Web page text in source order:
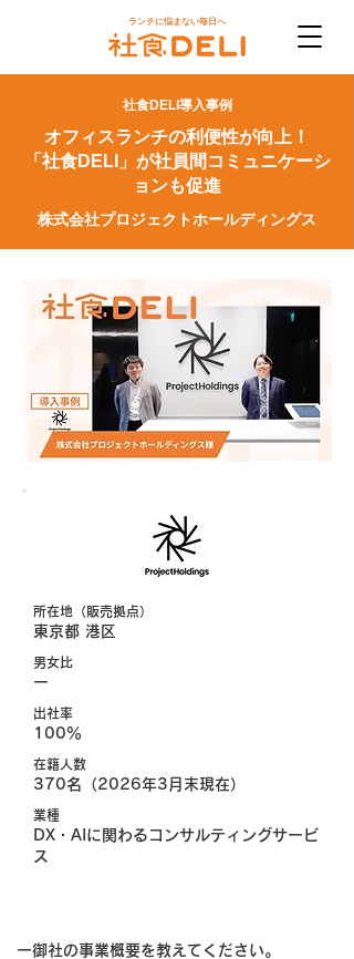
ランチに悩まない毎日へ
​社食DELI導入事例
オフィスランチの利便性が向上！
「社食DELI」が社員間コミュニケーシ
ョンも促進
株式会社プロジェクトホールディングス
所在地（販売拠点）
東京都 港区
男女比
ー
出社率
100％
在籍人数
370名（2026年3月末現在）
業種
DX・AIに関わるコンサルティングサービ
ス
ー御社の事業概要を教えてください。